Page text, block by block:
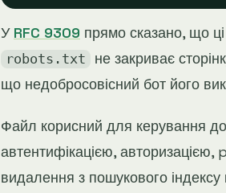
У RFC 9309 прямо сказано, що
robots.txt
не закриває
що недобросовісний бот його
Файл корисний для керування
автентифікацією,
видалення з пошукового